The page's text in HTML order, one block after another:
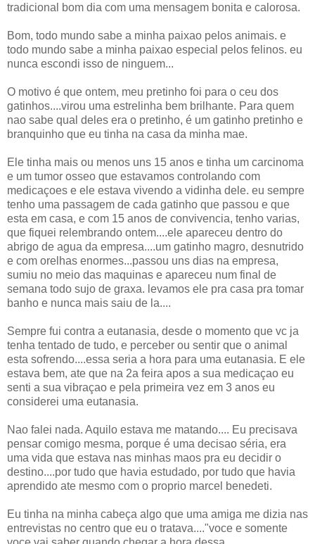
tradicional bom dia com uma mensagem bonita e calorosa.
Bom, todo mundo sabe a minha paixao pelos animais. e
todo mundo sabe a minha paixao especial pelos felinos. eu
nunca escondi isso de ninguem...
O motivo é que ontem, meu pretinho foi para o ceu dos
gatinhos....virou uma estrelinha bem brilhante. Para quem
nao sabe qual deles era o pretinho, é um gatinho pretinho e
branquinho que eu tinha na casa da minha mae.
Ele tinha mais ou menos uns 15 anos e tinha um carcinoma
e um tumor osseo que estavamos controlando com
medicaçoes e ele estava vivendo a vidinha dele. eu sempre
tenho uma passagem de cada gatinho que passou e que
esta em casa, e com 15 anos de convivencia, tenho varias,
que fiquei relembrando ontem....ele apareceu dentro do
abrigo de agua da empresa....um gatinho magro, desnutrido
e com orelhas enormes...passou uns dias na empresa,
sumiu no meio das maquinas e apareceu num final de
semana todo sujo de graxa. levamos ele pra casa pra tomar
banho e nunca mais saiu de la....
Sempre fui contra a eutanasia, desde o momento que vc ja
tenha tentado de tudo, e perceber ou sentir que o animal
esta sofrendo....essa seria a hora para uma eutanasia. E ele
estava bem, ate que na 2a feira apos a sua medicaçao eu
senti a sua vibraçao e pela primeira vez em 3 anos eu
considerei uma eutanasia.
Nao falei nada. Aquilo estava me matando.... Eu precisava
pensar comigo mesma, porque é uma decisao séria, era
uma vida que estava nas minhas maos pra eu decidir o
destino....por tudo que havia estudado, por tudo que havia
aprendido ate mesmo com o proprio marcel benedeti.
Eu tinha na minha cabeça algo que uma amiga me dizia nas
entrevistas no centro que eu o tratava...."voce e somente